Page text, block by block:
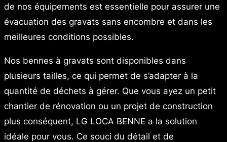
de nos équipements est essentielle pour assurer une
évacuation des gravats sans encombre et dans les
meilleures conditions possibles.
Nos bennes à gravats sont disponibles dans
plusieurs tailles, ce qui permet de s’adapter à la
quantité de déchets à gérer. Que vous ayez un petit
chantier de rénovation ou un projet de construction
plus conséquent, LG LOCA BENNE a la solution
idéale pour vous. Ce souci du détail et de